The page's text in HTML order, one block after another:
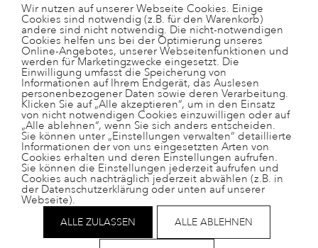
Paradisgärtli 9, 7130 Ilanz
081 925 28 29
schulleitung@ts-surselva.ch
Impressum
Datenschutz
Helpdesk
Wir nutzen auf unserer Webseite Cookies. Einige
Cookies sind notwendig (z.B. für den Warenkorb)
andere sind nicht notwendig. Die nicht-notwendigen
Cookies helfen uns bei der Optimierung unseres
Online-Angebotes, unserer Webseitenfunktionen und
werden für Marketingzwecke eingesetzt. Die
Einwilligung umfasst die Speicherung von
Informationen auf Ihrem Endgerät, das Auslesen
personenbezogener Daten sowie deren Verarbeitung.
Klicken Sie auf „Alle akzeptieren“, um in den Einsatz
von nicht notwendigen Cookies einzuwilligen oder auf
„Alle ablehnen“, wenn Sie sich anders entscheiden.
Sie können unter „Einstellungen verwalten“ detaillierte
Informationen der von uns eingesetzten Arten von
Cookies erhalten und deren Einstellungen aufrufen.
Sie können die Einstellungen jederzeit aufrufen und
Cookies auch nachträglich jederzeit abwählen (z.B. in
der Datenschutzerklärung oder unten auf unserer
Webseite).
ALLE ZULASSEN ALLE ABLEHNEN